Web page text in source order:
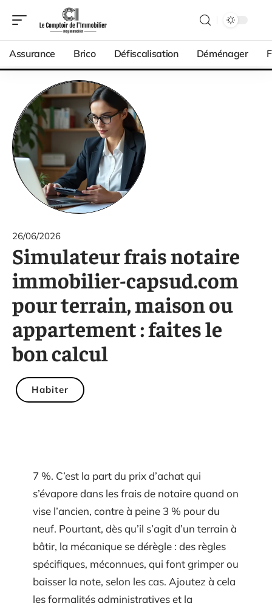
Assurance Brico Défiscalisation Déménager
26/06/2026
Simulateur frais notaire
immobilier-capsud.com
pour terrain, maison ou
appartement : faites le
bon calcul
Habiter
7 %. C’est la part du prix d’achat qui
s’évapore dans les frais de notaire quand on
vise l’ancien, contre à peine 3 % pour du
neuf. Pourtant, dès qu’il s’agit d’un terrain à
bâtir, la mécanique se dérègle : des règles
spécifiques, méconnues, qui font grimper ou
baisser la note, selon les cas. Ajoutez à cela
les formalités administratives et la